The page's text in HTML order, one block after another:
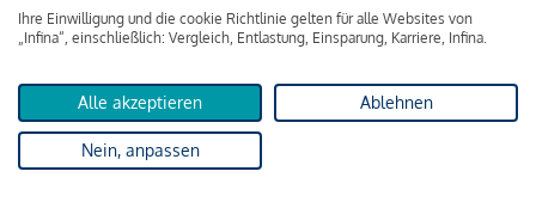
Lesen Sie meine Finanzierungs-Tipps
KreditindexDas Wohnkredit Barometer
Ihre Einwilligung und die cookie Richtlinie gelten für alle Websites von
„Infina“, einschließlich: Vergleich, Entlastung, Einsparung, Karriere, Infina.
Alle akzeptieren Ablehnen
Nein, anpassen